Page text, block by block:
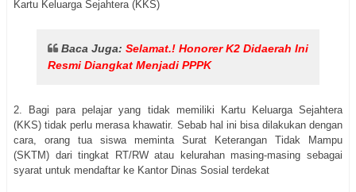
Kartu Keluarga Sejahtera (KKS)
Baca Juga: Selamat.! Honorer K2 Didaerah Ini
Resmi Diangkat Menjadi PPPK
2. Bagi para pelajar yang tidak memiliki Kartu Keluarga Sejahtera
(KKS) tidak perlu merasa khawatir. Sebab hal ini bisa dilakukan dengan
cara, orang tua siswa meminta Surat Keterangan Tidak Mampu
(SKTM) dari tingkat RT/RW atau kelurahan masing-masing sebagai
syarat untuk mendaftar ke Kantor Dinas Sosial terdekat